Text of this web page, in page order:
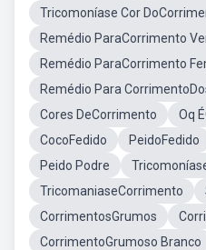
Tricomoníase Cor
Remédio ParaCorrimento
Remédio ParaCorrimento
Remédio Para
Cores DeCorrimento
Oq
CocoFedido
PeidoFedido
Peido Podre
TricomaniaseCorrimento
CorrimentosGrumos
CorrimentoGrumoso Branco